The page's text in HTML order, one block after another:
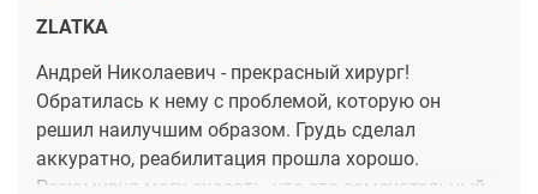
ZLATKA
Андрей Николаевич - прекрасный хирург!
Обратилась к нему с проблемой, которую он
решил наилучшим образом. Грудь сделал
аккуратно, реабилитация прошла хорошо.
Резюмируя могу сказать, что это замечательный